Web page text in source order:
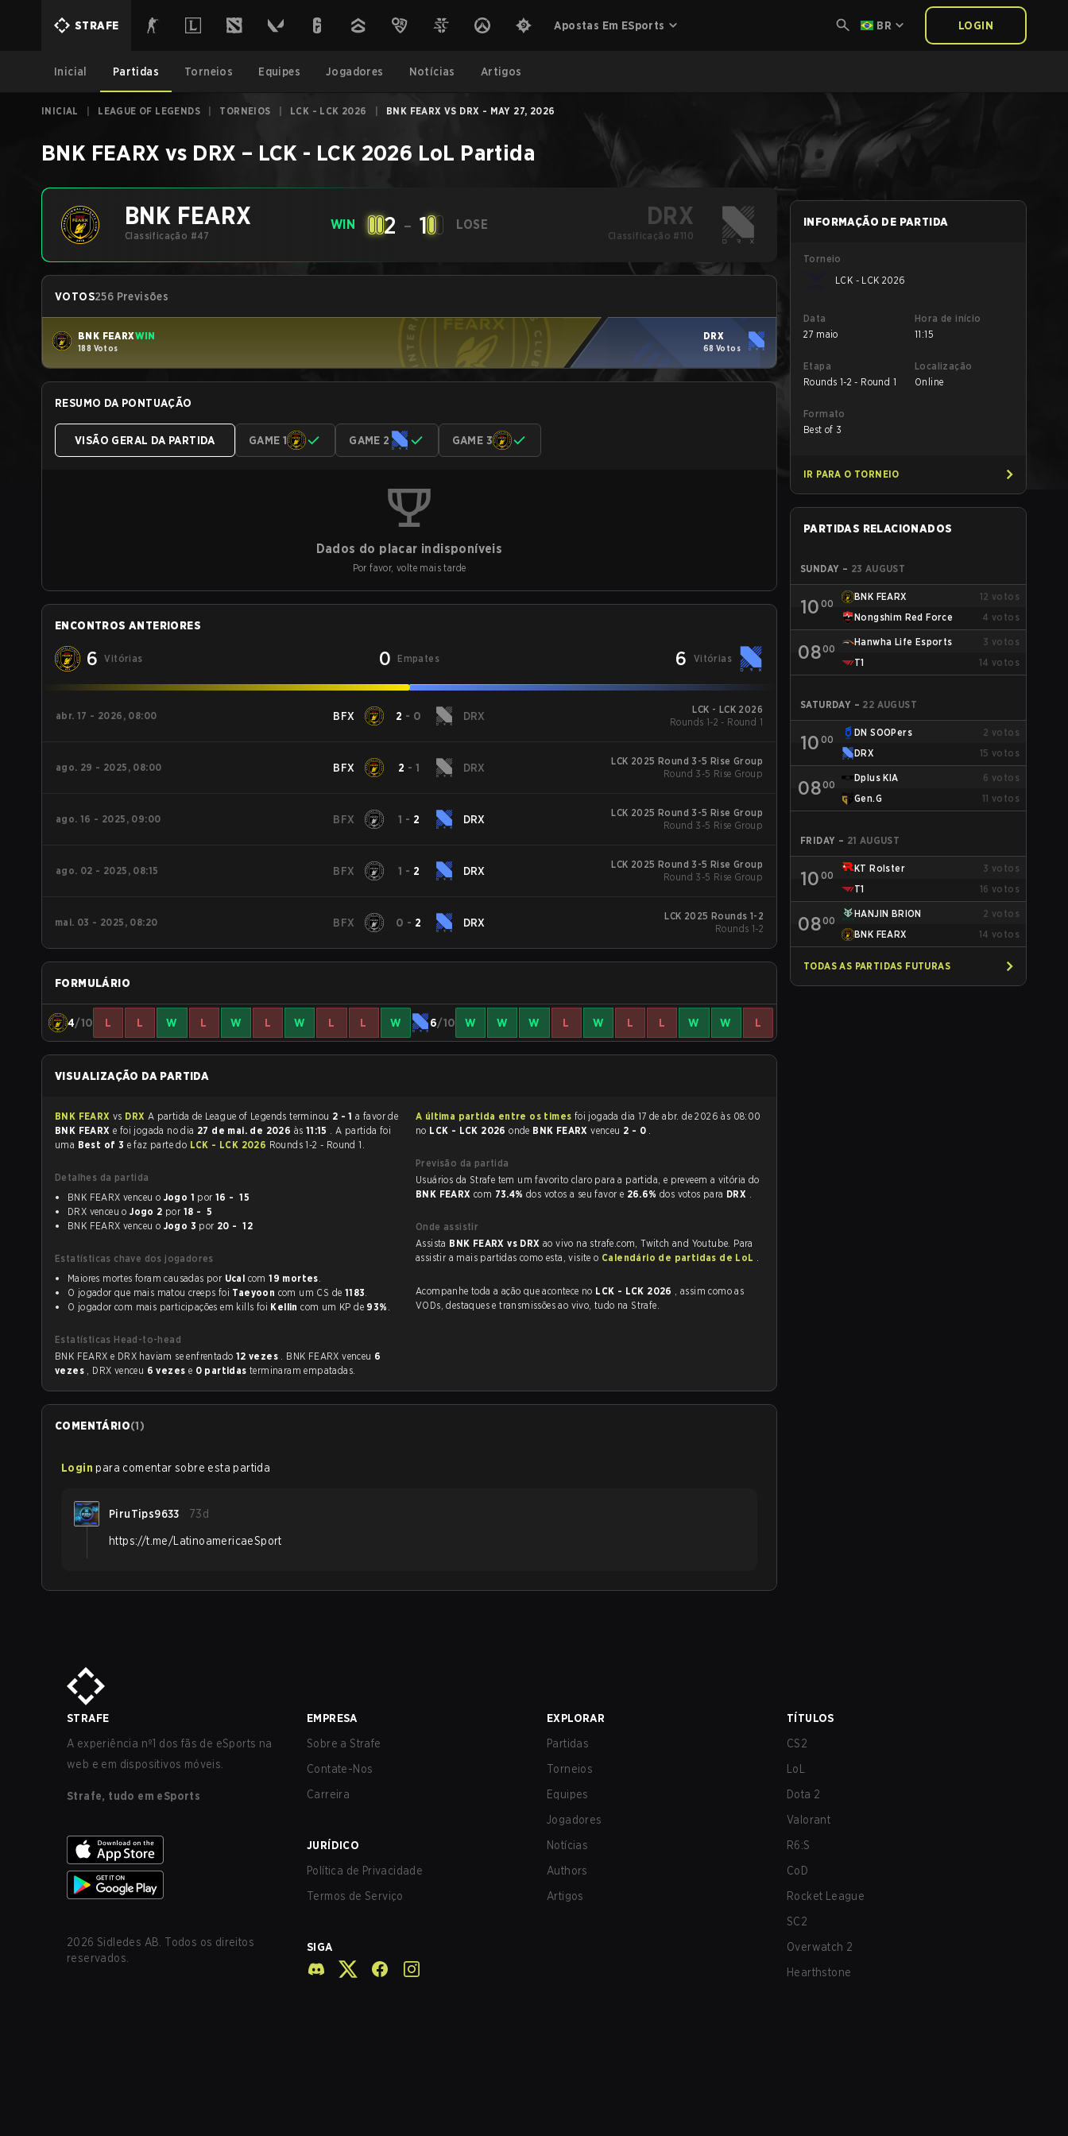
STRAFE Apostas Em ESports BR LOGIN
Inicial Partidas Torneios Equipes Jogadores Notícias Artigos
INICIAL LEAGUE OF LEGENDS TORNEIOS LCK - LCK 2026 BNK FEARX VS DRX - MAY 27, 2026
BNK FEARX vs DRX – LCK - LCK 2026 LoL Partida
BNK FEARX
Classificação #47
WIN 2 - 1 LOSE DRX
Classificação #110
VOTOS256 Previsões
BNK FEARXWIN
188 Votos
DRX
68 Votos
RESUMO DA PONTUAÇÃO
VISÃO GERAL DA PARTIDA GAME 1 GAME 2 GAME 3
Dados do placar indisponíveis
Por favor, volte mais tarde
ENCONTROS ANTERIORES
6 Vitórias 0 Empates 6 Vitórias
abr. 17 - 2026, 08:00 BFX 2 - 0 DRX
LCK - LCK 2026
Rounds 1-2 - Round 1
ago. 29 - 2025, 08:00 BFX 2 - 1 DRX
LCK 2025 Round 3-5 Rise Group
Round 3-5 Rise Group
ago. 16 - 2025, 09:00 BFX 1 - 2 DRX
LCK 2025 Round 3-5 Rise Group
Round 3-5 Rise Group
ago. 02 - 2025, 08:15 BFX 1 - 2 DRX
LCK 2025 Round 3-5 Rise Group
Round 3-5 Rise Group
mai. 03 - 2025, 08:20 BFX 0 - 2 DRX
LCK 2025 Rounds 1-2
Rounds 1-2
FORMULÁRIO
4/10 L L W L W L W L L W 6/10 W W W L W L L W W L
VISUALIZAÇÃO DA PARTIDA
BNK FEARX vs DRX A partida de League of Legends terminou 2 - 1 a favor de
BNK FEARX
e foi jogada no dia 27 de mai. de 2026 às 11:15 . A partida foi
uma Best of 3 e faz parte do LCK - LCK 2026 Rounds 1-2 - Round 1.
Detalhes da partida
BNK FEARX venceu o Jogo 1 por
16 - 15
DRX venceu oJogo 2 por
18 - 5
BNK FEARX venceu o Jogo 3 por 20 - 12
Estatísticas chave dos jogadores
Maiores mortes foram causadas por Ucal com19 mortes.
O jogador que mais matou creeps foi Taeyoon com um CS de 1183.
O jogador com mais participações em kills foi Kellin com um KP de 93% .
Estatísticas Head-to-head
BNK FEARX e DRX haviam se enfrentado 12 vezes . BNK FEARX venceu 6
vezes , DRX venceu 6 vezes e 0 partidas terminaram empatadas.
A última partida entre os times
no LCK - LCK 2026onde BNK FEARXvenceu 2 - 0 .
Previsão da partida
Usuários da Strafe tem um favorito claro para a partida, e preveem a vitória do
BNK FEARX com 73.4% dos votos a seu favor e 26.6% dos votos para DRX .
Onde assistir
Assista BNK FEARX vs DRX ao vivo na strafe.com, Twitch and Youtube. Para
assistir a mais partidas como esta, visite o Calendário de partidas de LoL .
Acompanhe toda a ação que acontece no LCK - LCK 2026 , assim como as
VODs, destaques e transmissões ao vivo, tudo na Strafe.
COMENTÁRIO(1)
Login para comentar sobre esta partida
PiruTips9633 73d
https://t.me/LatinoamericaeSport
INFORMAÇÃO DE PARTIDA
Torneio
LCK - LCK 2026
Data
27 maio
Hora de início
11:15
Etapa
Rounds 1-2 - Round 1
Localização
Online
Formato
Best of 3
IR PARA O TORNEIO
PARTIDAS RELACIONADOS
SUNDAY – 23 AUGUST
10 00
BNK FEARX 12 votos
Nongshim Red Force
4 votos
0800
Hanwha Life Esports 3 votos
T1
14 votos
SATURDAY – 22 AUGUST
10 00
DN SOOPers 2 votos
DRX
15 votos
0800
Dplus KIA 6 votos
Gen.G
11 votos
FRIDAY – 21 AUGUST
10 00
KT Rolster 3 votos
T1
16 votos
0800
HANJIN BRION 2 votos
BNK FEARX
14 votos
TODAS AS PARTIDAS FUTURAS
STRAFE
A experiência nº1 dos fãs de eSports na
web e em dispositivos móveis.
Strafe, tudo em eSports
2026 Sidledes AB. Todos os direitos
reservados.
EMPRESA
Sobre a Strafe
Contate-Nos
Carreira
JURÍDICO
Política de Privacidade
Termos de Serviço
SIGA
EXPLORAR
Partidas
Torneios
Equipes
Jogadores
Notícias
Authors
Artigos
TÍTULOS
CS2
LoL
Dota 2
Valorant
R6:S
CoD
Rocket League
SC2
Overwatch 2
Hearthstone